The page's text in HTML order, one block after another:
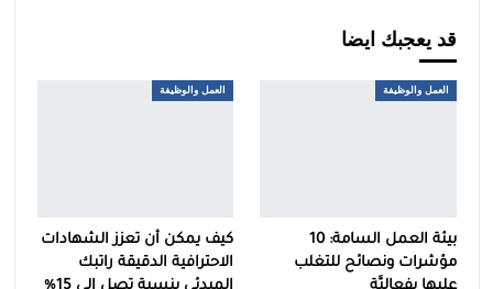
قد يعجبك ايضا
العمل والوظيفة
بيئة العمل السامة: 10
مؤشرات ونصائح للتغلب
العمل والوظيفة
كيف يمكن أن تعزز الشهادات
الاحترافية الدقيقة راتبك